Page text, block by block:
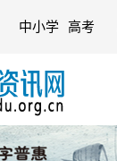
中小学 高考